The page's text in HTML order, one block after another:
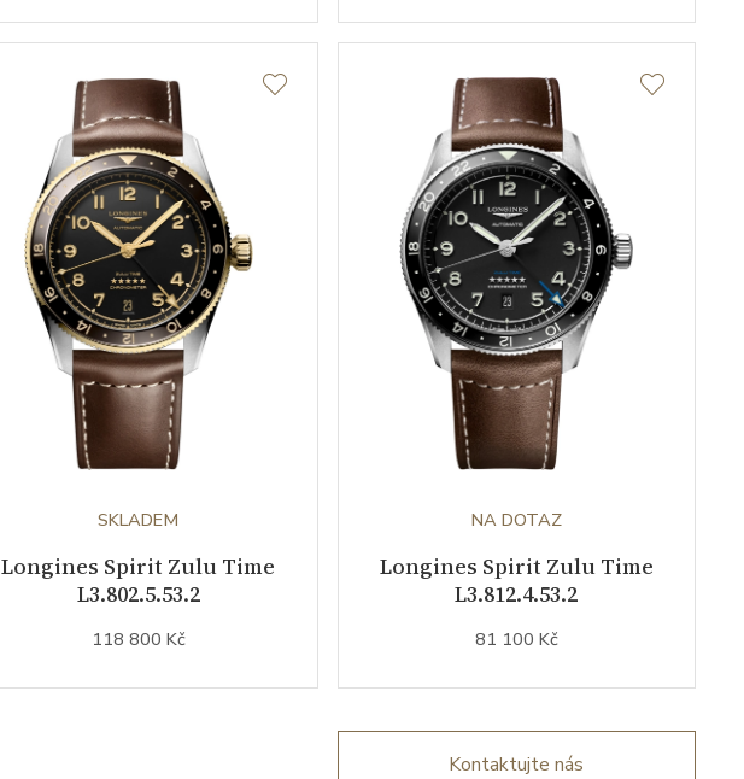
SKLADEM
Longines Spirit Zulu Time
L3.802.5.53.2
118 800 Kč
NA DOTAZ
Longines Spirit Zulu Time
L3.812.4.53.2
81 100 Kč
Kontaktujte nás